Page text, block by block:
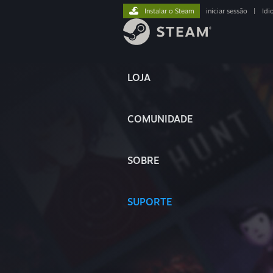
LOJA
COMUNIDADE
SOBRE
SUPORTE
Instalar o Steam iniciar sessão